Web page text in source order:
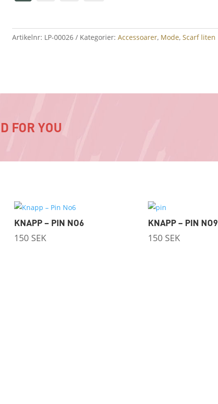
Artikelnr: LP-00026 Kategorier: Accessoarer, Mode, Scarf liten
FOR YOU
KNAPP – PIN NO6
150 SEK
KNAPP – PIN NO9
150 SEK